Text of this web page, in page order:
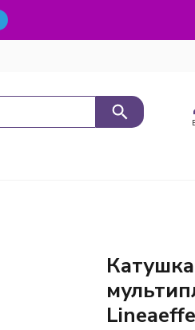
Катушка